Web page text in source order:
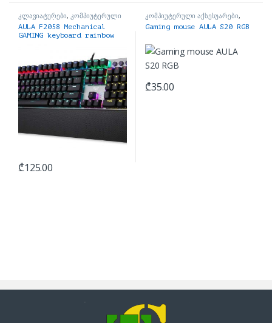
კლავიატურები,კომპიუტერული
აქსესუარები
AULA F2058 Mechanical
GAMING keyboard rainbow
₾125.00
კომპიუტერული აქსესუარები,
მაუსები
Gaming mouse AULA S20 RGB
₾35.00